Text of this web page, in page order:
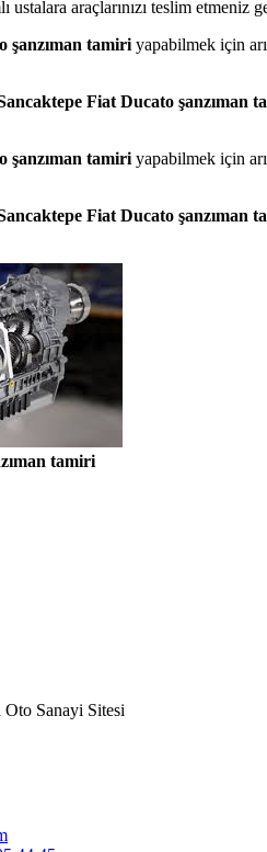
ustalara araçlarınızı teslim etmeniz
şanzıman tamiriyapabilmek için
Fiat Ducato şanzıman
şanzıman tamiriyapabilmek için
Fiat Ducato şanzıman
tamiri
Oto Sanayi Sitesi